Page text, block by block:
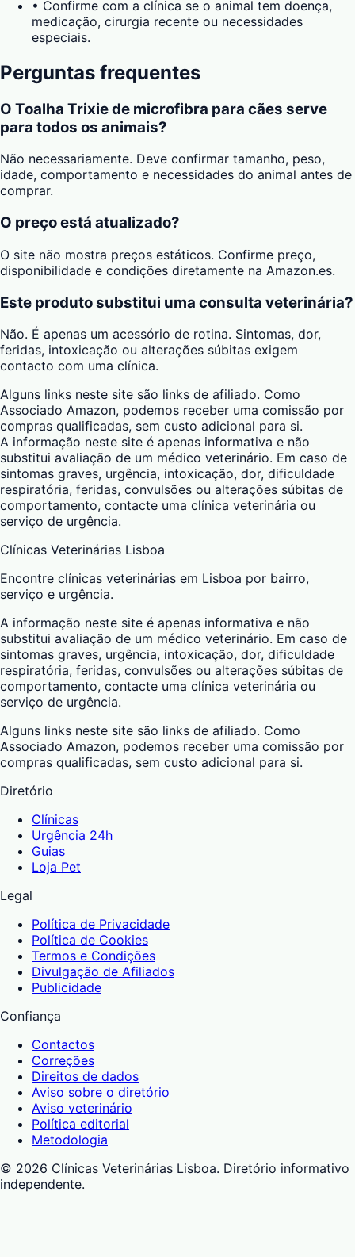
• Confirme com a clínica se o animal tem doença,
medicação, cirurgia recente ou necessidades
especiais.
Perguntas frequentes
O Toalha Trixie de microfibra para cães serve
para todos os animais?
Não necessariamente. Deve confirmar tamanho, peso,
idade, comportamento e necessidades do animal antes de
comprar.
O preço está atualizado?
O site não mostra preços estáticos. Confirme preço,
disponibilidade e condições diretamente na Amazon.es.
Este produto substitui uma consulta veterinária?
Não. É apenas um acessório de rotina. Sintomas, dor,
feridas, intoxicação ou alterações súbitas exigem
contacto com uma clínica.
Alguns links neste site são links de afiliado. Como
Associado Amazon, podemos receber uma comissão por
compras qualificadas, sem custo adicional para si.
A informação neste site é apenas informativa e não
substitui avaliação de um médico veterinário. Em caso de
sintomas graves, urgência, intoxicação, dor, dificuldade
respiratória, feridas, convulsões ou alterações súbitas de
comportamento, contacte uma clínica veterinária ou
serviço de urgência.
Clínicas Veterinárias Lisboa
Encontre clínicas veterinárias em Lisboa por bairro,
serviço e urgência.
A informação neste site é apenas informativa e não
substitui avaliação de um médico veterinário. Em caso de
sintomas graves, urgência, intoxicação, dor, dificuldade
respiratória, feridas, convulsões ou alterações súbitas de
comportamento, contacte uma clínica veterinária ou
serviço de urgência.
Alguns links neste site são links de afiliado. Como
Associado Amazon, podemos receber uma comissão por
compras qualificadas, sem custo adicional para si.
Diretório
Clínicas
Urgência 24h
Guias
Loja Pet
Legal
Política de Privacidade
Política de Cookies
Termos e Condições
Divulgação de Afiliados
Publicidade
Confiança
Contactos
Correções
Direitos de dados
Aviso sobre o diretório
Aviso veterinário
Política editorial
Metodologia
© 2026 Clínicas Veterinárias Lisboa. Diretório informativo
independente.